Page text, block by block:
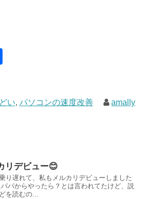
い, パソコンの速度改善 amally
リデビュー😊
り遅れて、私もメルカリデビューしました
パからやったら？とは言われてたけど、説
を読むの...